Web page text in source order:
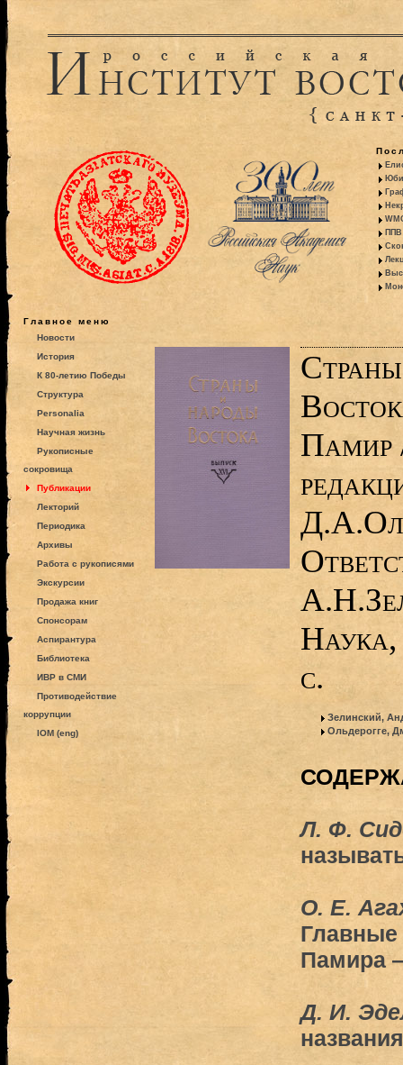
ППВ
Главное меню
Новости
История
К 80-летию Победы
Структура
Personalia
Научная жизнь
Рукописные
сокровища
Публикации
Лекторий
Периодика
Архивы
Работа с рукописями
Экскурсии
Продажа книг
Спонсорам
Аспирантура
Библиотека
ИВР в СМИ
Противодействие
коррупции
IOM (eng)
Памир
с.
Зелинский,
Ольдерогге,
Л. Ф.
О. Е.
Памира
Д. И.